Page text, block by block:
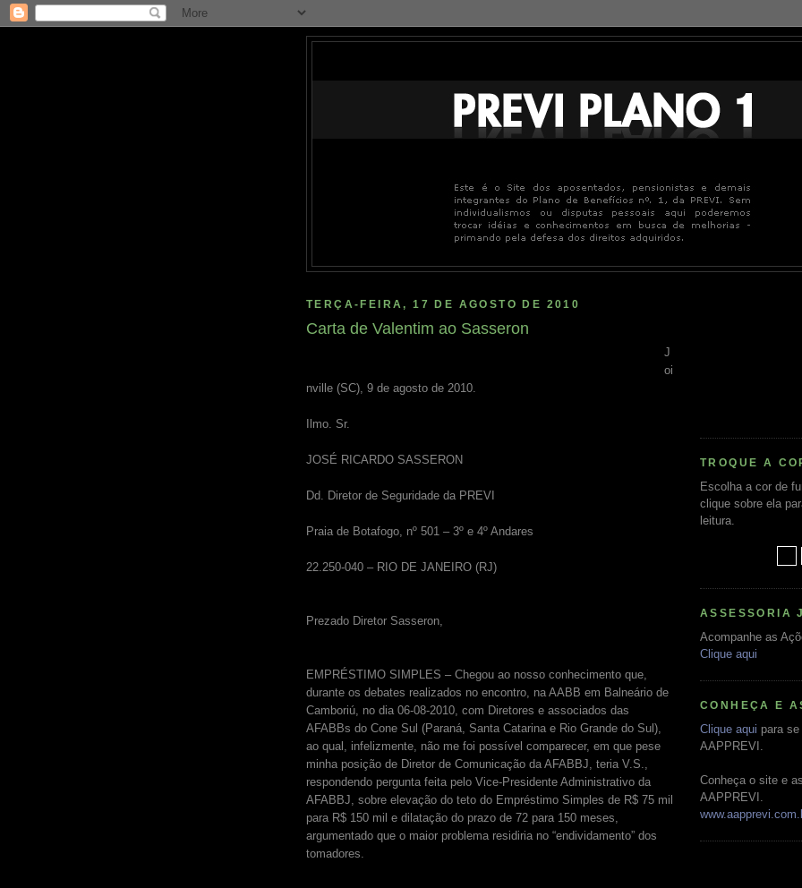
TERÇA-FEIRA, 17 DE AGOSTO DE 2010
Carta de Valentim ao Sasseron
J
oi
nville (SC), 9 de agosto de 2010.
Ilmo. Sr.
JOSÉ RICARDO SASSERON
Dd. Diretor de Seguridade da PREVI
Praia de Botafogo, nº 501 – 3º e 4º Andares
22.250-040 – RIO DE JANEIRO (RJ)
Prezado Diretor Sasseron,
EMPRÉSTIMO SIMPLES – Chegou ao nosso conhecimento que,
durante os debates realizados no encontro, na AABB em Balneário de
Camboriú, no dia 06-08-2010, com Diretores e associados das
AFABBs do Cone Sul (Paraná, Santa Catarina e Rio Grande do Sul),
ao qual, infelizmente, não me foi possível comparecer, em que pese
minha posição de Diretor de Comunicação da AFABBJ, teria V.S.,
respondendo pergunta feita pelo Vice-Presidente Administrativo da
AFABBJ, sobre elevação do teto do Empréstimo Simples de R$ 75 mil
para R$ 150 mil e dilatação do prazo de 72 para 150 meses,
argumentado que o maior problema residiria no “endividamento” dos
tomadores.
TROQUE A
Escolha a cor de
clique sobre ela
leitura.
ASSESSORIA
Acompanhe as
Clique aqui
CONHEÇA E
Clique aqui para
AAPPREVI.
Conheça o site e
AAPPREVI.